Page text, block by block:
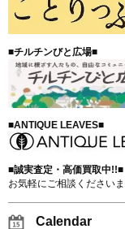
■チルチンびと広場■
■ANTIQUE LEAVES■
■誠実査定・高価買取中!!■
お気軽にご相談くださいま
Calendar